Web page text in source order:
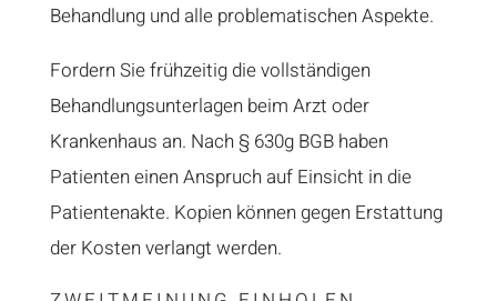
Behandlung und alle problematischen Aspekte.
Fordern Sie frühzeitig die vollständigen
Behandlungsunterlagen beim Arzt oder
Krankenhaus an. Nach § 630g BGB haben
Patienten einen Anspruch auf Einsicht in die
Patientenakte. Kopien können gegen Erstattung
der Kosten verlangt werden.